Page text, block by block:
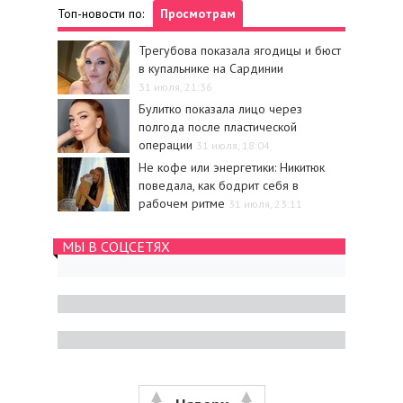
Топ-новости по: Просмотрам
Трегубова показала ягодицы и бюст
в купальнике на Сардинии
31 июля, 21:36
Булитко показала лицо через
полгода после пластической
операции 31 июля, 18:04
Не кофе или энергетики: Никитюк
поведала, как бодрит себя в
рабочем ритме 31 июля, 23:11
МЫ В СОЦСЕТЯХ